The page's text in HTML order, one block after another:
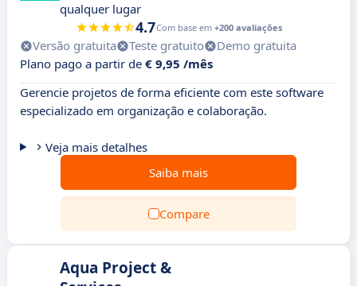
qualquer lugar
4.7Com base em +200 avaliações
Versão gratuita Teste gratuito
Demo gratuita
Plano pago a partir de € 9,95 /mês
Gerencie projetos de forma eficiente com este software
especializado em organização e colaboração.
Veja mais detalhes
Saiba mais
Compare
Aqua Project &